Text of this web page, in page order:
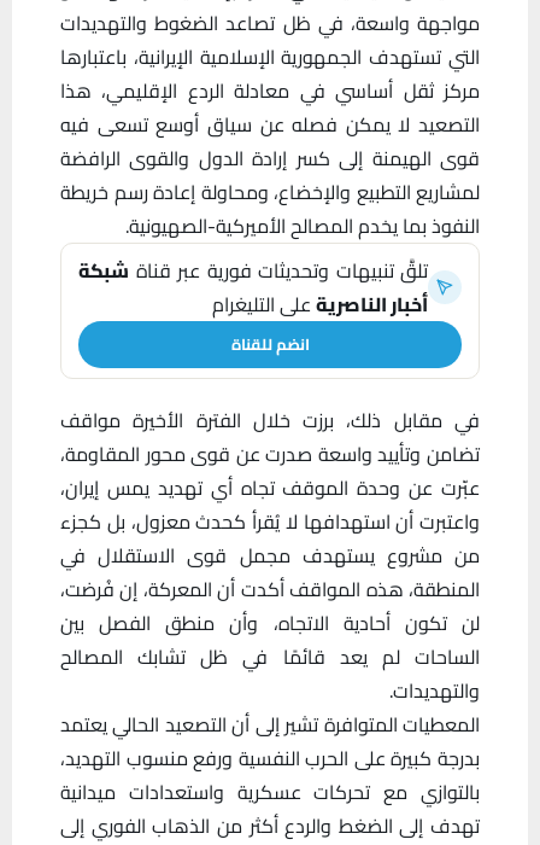
مواجهة واسعة، في ظل تصاعد الضغوط والتهديدات
التي تستهدف الجمهورية الإسلامية الإيرانية، باعتبارها
مركز ثقل أساسي في معادلة الردع الإقليمي، هذا
التصعيد لا يمكن فصله عن سياق أوسع تسعى فيه
قوى الهيمنة إلى كسر إرادة الدول والقوى الرافضة
لمشاريع التطبيع والإخضاع، ومحاولة إعادة رسم خريطة
النفوذ بما يخدم المصالح الأميركية-الصهيونية.
تلقَّ تنبيهات وتحديثات فورية عبر قناة شبكة
أخبار الناصريةعلى التليغرام
انضم للقناة
في مقابل ذلك، برزت خلال الفترة الأخيرة مواقف
تضامن وتأييد واسعة صدرت عن قوى محور المقاومة،
عبّرت عن وحدة الموقف تجاه أي تهديد يمس إيران،
واعتبرت أن استهدافها لا يُقرأ كحدث معزول، بل كجزء
من مشروع يستهدف مجمل قوى الاستقلال في
المنطقة، هذه المواقف أكدت أن المعركة، إن فُرضت،
لن تكون أحادية الاتجاه، وأن منطق الفصل بين
الساحات لم يعد قائمًا في ظل تشابك المصالح
والتهديدات.
المعطيات المتوافرة تشير إلى أن التصعيد الحالي يعتمد
بدرجة كبيرة على الحرب النفسية ورفع منسوب التهديد،
بالتوازي مع تحركات عسكرية واستعدادات ميدانية
تهدف إلى الضغط والردع أكثر من الذهاب الفوري إلى